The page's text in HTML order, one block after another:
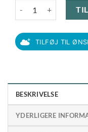
Georg Jensen -
TILFØJ TIL
BESKRIVELSE
YDERLIGERE